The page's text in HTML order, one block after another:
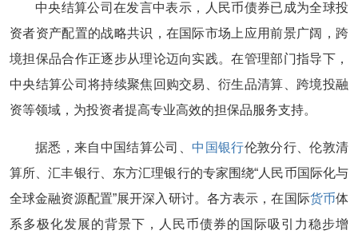
中央结算公司在发言中表示，人民币债券已成为全球投
资者资产配置的战略共识，在国际市场上应用前景广阔，跨
境担保品合作正逐步从理论迈向实践。在管理部门指导下，
中央结算公司将持续聚焦回购交易、衍生品清算、跨境投融
资等领域，为投资者提高专业高效的担保品服务支持。
据悉，来自中国结算公司、 中国银行伦敦分行、伦敦清
算所、汇丰银行、东方汇理银行的专家围绕“人民币国际化与
全球金融资源配置”展开深入研讨。各方表示，在国际货币体
系多极化发展的背景下，人民币债券的国际吸引力稳步增